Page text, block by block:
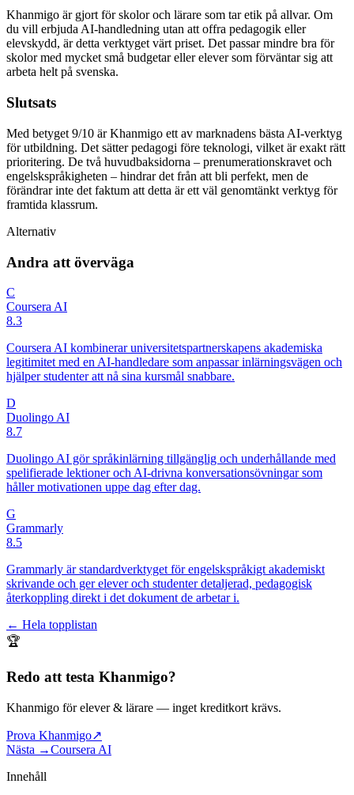
Khanmigo är gjort för skolor och lärare som tar etik på allvar. Om
du vill erbjuda AI-handledning utan att offra pedagogik eller
elevskydd, är detta verktyget värt priset. Det passar mindre bra för
skolor med mycket små budgetar eller elever som förväntar sig att
arbeta helt på svenska.
Slutsats
Med betyget 9/10 är Khanmigo ett av marknadens bästa AI-verktyg
för utbildning. Det sätter pedagogi före teknologi, vilket är exakt rätt
prioritering. De två huvudbaksidorna – prenumerationskravet och
engelskspråkigheten – hindrar det från att bli perfekt, men de
förändrar inte det faktum att detta är ett väl genomtänkt verktyg för
framtida klassrum.
Alternativ
Andra att överväga
C
Coursera AI
8.3
Coursera AI kombinerar universitetspartnerskapens akademiska
legitimitet med en AI-handledare som anpassar inlärningsvägen och
hjälper studenter att nå sina kursmål snabbare.
D
Duolingo AI
8.7
Duolingo AI gör språkinlärning tillgänglig och underhållande med
spelifierade lektioner och AI-drivna konversationsövningar som
håller motivationen uppe dag efter dag.
G
Grammarly
8.5
Grammarly är standardverktyget för engelskspråkigt akademiskt
skrivande och ger elever och studenter detaljerad, pedagogisk
återkoppling direkt i det dokument de arbetar i.
← Hela topplistan
🏆
Redo att testa Khanmigo?
Khanmigo för elever & lärare — inget kreditkort krävs.
Prova Khanmigo↗
Nästa →Coursera AI
Innehåll